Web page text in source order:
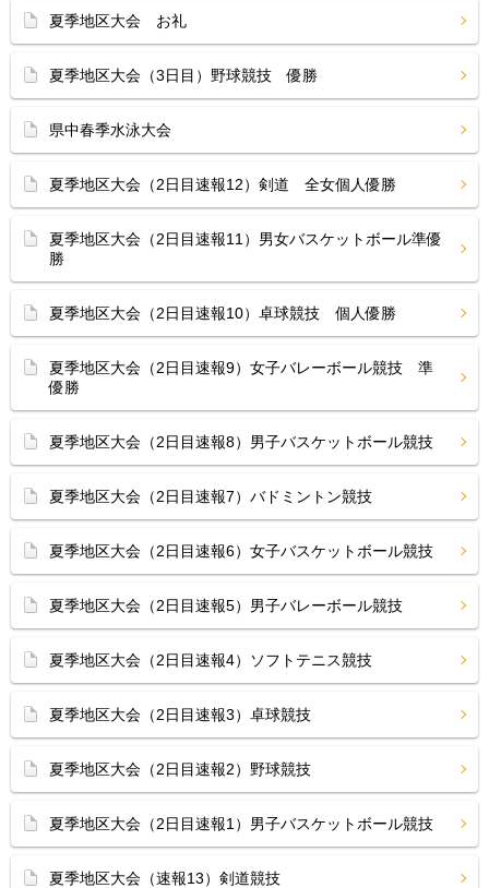
夏季地区大会 お礼
夏季地区大会（3日目）野球競技 優勝
県中春季水泳大会
夏季地区大会（2日目速報12）剣道 全女個人優勝
夏季地区大会（2日目速報11）男女バスケットボール準優
勝
夏季地区大会（2日目速報10）卓球競技 個人優勝
夏季地区大会（2日目速報9）女子バレーボール競技 準
優勝
夏季地区大会（2日目速報8）男子バスケットボール競技
夏季地区大会（2日目速報7）バドミントン競技
夏季地区大会（2日目速報6）女子バスケットボール競技
夏季地区大会（2日目速報5）男子バレーボール競技
夏季地区大会（2日目速報4）ソフトテニス競技
夏季地区大会（2日目速報3）卓球競技
夏季地区大会（2日目速報2）野球競技
夏季地区大会（2日目速報1）男子バスケットボール競技
夏季地区大会（速報13）剣道競技